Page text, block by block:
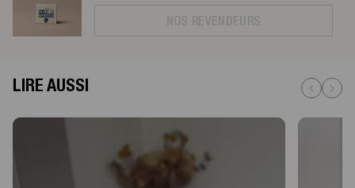
LIRE AUSSI